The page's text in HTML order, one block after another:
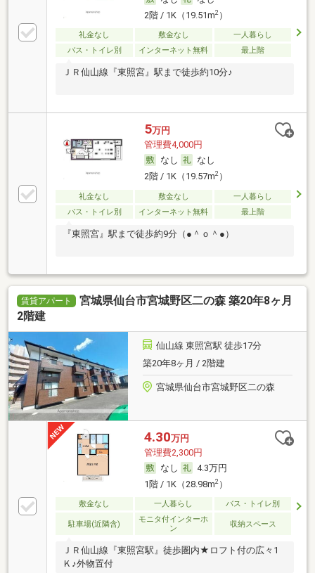
2階 / 1K（19.51m2）
礼金なし 敷金なし
一人暮らし
バス・トイレ別
インターネット無料 最上階
ＪＲ仙山線『東照宮』駅まで徒歩約10分♪
5万円
管理費4,000円
なし
なし
2階 / 1K（19.57m2）
礼金なし 敷金なし
一人暮らし
バス・トイレ別
インターネット無料 最上階
『東照宮』駅まで徒歩約9分（●＾ｏ＾●）
賃貸アパート
宮城県仙台市宮城野区二の森 築20年8ヶ月
2階建
仙山線 東照宮駅 徒歩17分
築20年8ヶ月 / 2階建
宮城県仙台市宮城野区二の森
4.30万円
管理費2,300円
なし
4.3万円
1階 / 1K（28.98m2）
敷金なし 一人暮らし バス・トイレ別
駐車場(近隣含)
モニタ付インターホ
ン
収納スペース
ＪＲ仙山線『東照宮駅』徒歩圏内★ロフト付の広々1
Ｋ♪外物置付